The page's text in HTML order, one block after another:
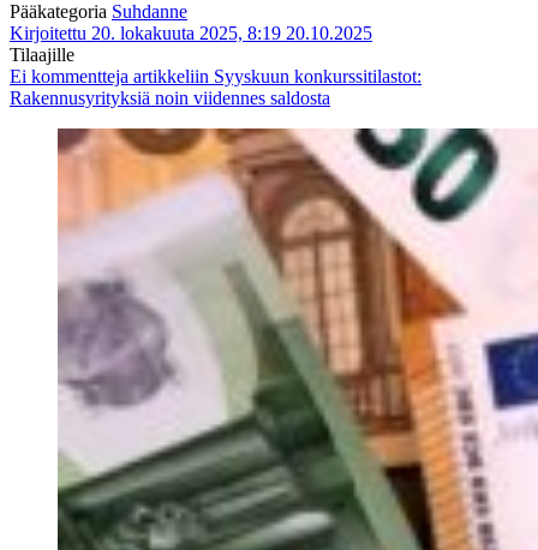
Pääkategoria Suhdanne
Kirjoitettu 20. lokakuuta 2025, 8:19 20.10.2025
Tilaajille
Ei kommentteja artikkeliin Syyskuun konkurssitilastot:
Rakennusyrityksiä noin viidennes saldosta